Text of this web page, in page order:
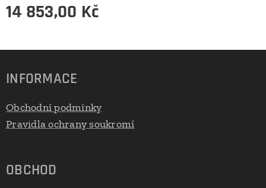
14 853,00 Kč
INFORMACE
Obchodní podmínky
Pravidla ochrany soukromí
OBCHOD